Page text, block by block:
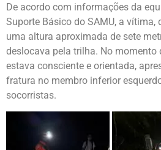
De acordo com informações da
Suporte Básico do SAMU, a vítima,
uma altura aproximada de sete
deslocava pela trilha. No momento
estava consciente e orientada,
fratura no membro inferior
socorristas.